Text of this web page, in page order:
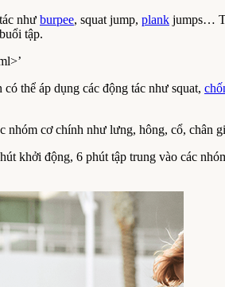
như burpee, squat jump, plank jumps…
tập.
thể áp dụng các động tác như squat,
nhóm cơ chính như lưng, hông, cổ, chân
khởi động, 6 phút tập trung vào các